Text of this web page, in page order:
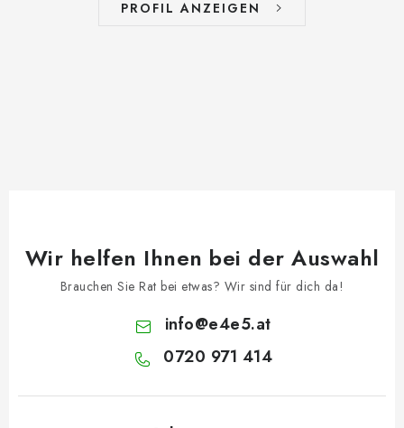
PROFIL ANZEIGEN
Wir helfen Ihnen bei der Auswahl
Brauchen Sie Rat bei etwas? Wir sind für dich da!
info@e4e5.at
0720 971 414